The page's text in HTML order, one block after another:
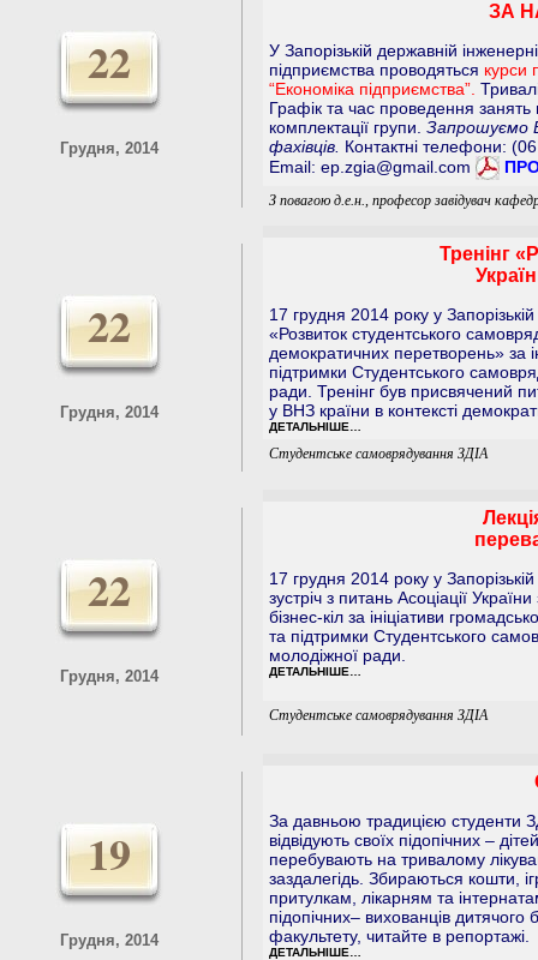
22
Грудня, 2014
ЗА
У Запорізькій державній
підприємства проводяться курси
“Економіка підприємства”.
Графік та час проведення занять
комплектації групи. Запрошуємо
фахівців. Контактні телефони:
Email: ep.zgia@gmail.com
З повагою д.е.н., професор завідувач
22
Грудня, 2014
Тренінг
17 грудня 2014 року у
«Розвиток студентського
демократичних перетворень» за
підтримки Студентського
ради. Тренінг був присвячений
у ВНЗ країни в контексті
ДЕТАЛЬНІШЕ…
Студентське самоврядування ЗДІА
22
Грудня, 2014
17 грудня 2014 року у
зустріч з питань Асоціації
бізнес-кіл за ініціативи
та підтримки Студентського
молодіжної ради.
ДЕТАЛЬНІШЕ…
Студентське самоврядування ЗДІА
19
Грудня, 2014
За давньою традицією студенти
відвідують своїх підопічних –
перебувають на тривалому
заздалегідь. Збираються кошти,
притулкам, лікарням та
підопічних– вихованців
факультету, читайте в репортажі.
ДЕТАЛЬНІШЕ…